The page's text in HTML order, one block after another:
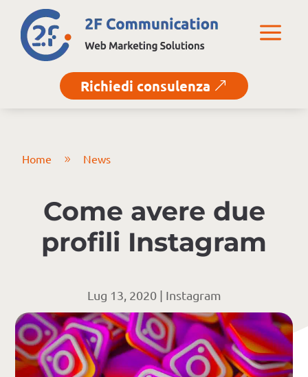
a
Richiedi consulenza &
Home 9 News
Come avere due
profili Instagram
Lug 13, 2020| Instagram